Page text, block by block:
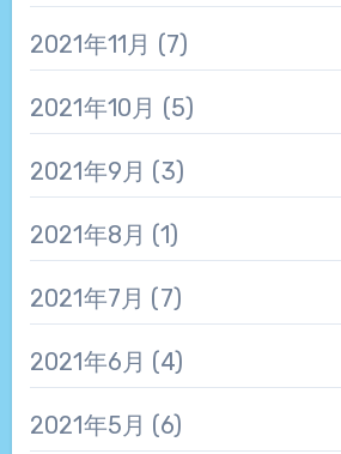
2021年11月 (7)
2021年10月 (5)
2021年9月 (3)
2021年8月 (1)
2021年7月 (7)
2021年6月 (4)
2021年5月 (6)